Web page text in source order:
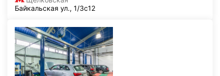
Байкальская ул., 1/3с12